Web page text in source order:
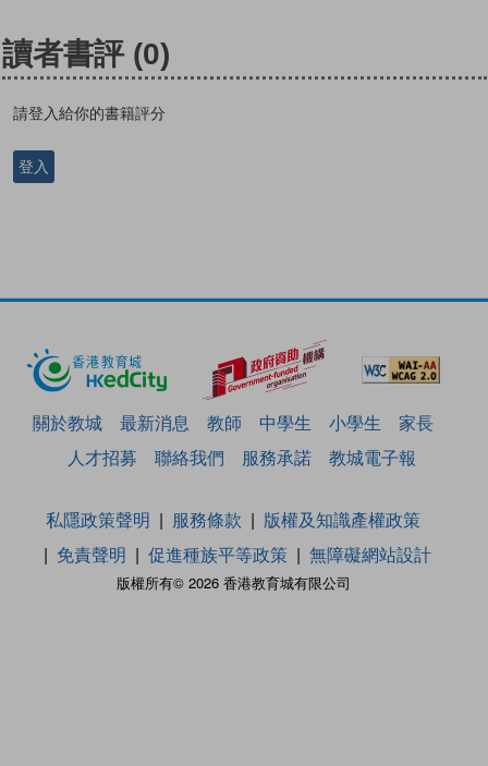
讀者書評 (0)
請登入給你的書籍評分
登入
關於教城 最新消息 教師 中學生 小學生
家長
人才招募
聯絡我們 服務承諾 教城電子報
版權所有© 2026 香港教育城有限公司
私隱政策聲明 服務條款
版權及知識產權政策
免責聲明
促進種族平等政策 無障礙網站設計